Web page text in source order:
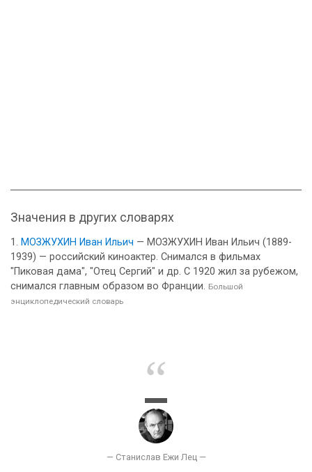
Значения в других словарях
МОЗЖУХИН Иван Ильич — МОЗЖУХИН Иван Ильич (1889-
1939) — российский киноактер. Снимался в фильмах
"Пиковая дама", "Отец Сергий" и др. С 1920 жил за рубежом,
снимался главным образом во Франции. Большой
энциклопедический словарь